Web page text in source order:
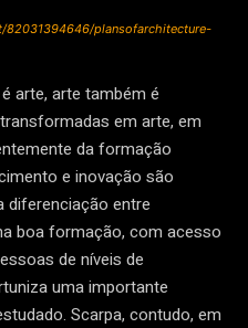
plansofarchitecture-
arte, arte também é
em arte, em
da formação
e inovação são
diferenciação entre
boa formação, com acesso
de níveis de
uma importante
Scarpa, contudo, em